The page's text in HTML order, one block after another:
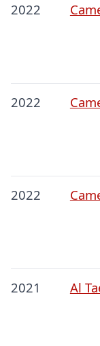
2022
2022
2022
2021 Al